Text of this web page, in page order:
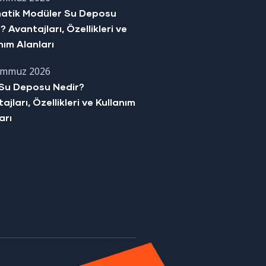
Modüler Su Deposu
Avantajları, Özellikleri ve
Alanları
2026
Deposu Nedir?
Özellikleri ve Kullanım